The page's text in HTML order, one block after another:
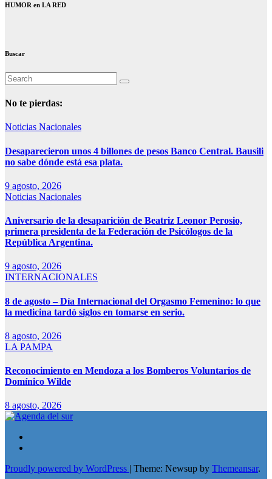
HUMOR en LA RED
Buscar
No te pierdas:
Noticias Nacionales
Desaparecieron unos 4 billones de pesos Banco Central. Bausili
no sabe dónde está esa plata.
9 agosto, 2026
Noticias Nacionales
Aniversario de la desaparición de Beatriz Leonor Perosio,
primera presidenta de la Federación de Psicólogos de la
República Argentina.
9 agosto, 2026
INTERNACIONALES
8 de agosto – Día Internacional del Orgasmo Femenino: lo que
la medicina tardó siglos en tomarse en serio.
8 agosto, 2026
LA PAMPA
Reconocimiento en Mendoza a los Bomberos Voluntarios de
Domínico Wilde
8 agosto, 2026
Proudly powered by WordPress | Theme: Newsup by Themeansar.